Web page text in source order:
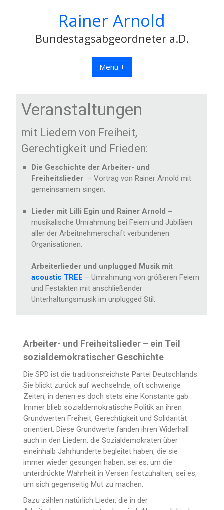
Rainer Arnold
Bundestagsabgeordneter a.D.
Menü +
Veranstaltungen
mit Liedern von Freiheit,
Gerechtigkeit und Frieden:
Die Geschichte der Arbeiter- und
Freiheitslieder – Vortrag von Rainer Arnold mit
gemeinsamem singen.
Lieder mit Lilli Egin und Rainer Arnold –
musikalische Umrahmung bei Feiern und Jubiläen
aller der Arbeitnehmerschaft verbundenen
Organisationen.
Arbeiterlieder und unplugged Musik mit
acoustic TREE – Umrahmung von größeren Feiern
und Festakten mit anschließender
Unterhaltungsmusik im unplugged Stil.
Arbeiter- und Freiheitslieder – ein Teil
sozialdemokratischer Geschichte
Die SPD ist die traditionsreichste Partei Deutschlands.
Sie blickt zurück auf wechselnde, oft schwierige
Zeiten, in denen es doch stets eine Konstante gab:
Immer blieb sozialdemokratische Politik an ihren
Grundwerten Freiheit, Gerechtigkeit und Solidarität
orientiert. Diese Grundwerte fanden ihren Widerhall
auch in den Liedern, die Sozialdemokraten über
eineinhalb Jahrhunderte begleitet haben, die sie
immer wieder gesungen haben, sei es, um die
unterdrückte Wahrheit in Versen festzuhalten, sei es,
um sich gegenseitig Mut zu machen.
Dazu zählen natürlich Lieder, die in der